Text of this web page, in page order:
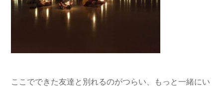
ここでできた友達と別れるのがつらい、もっと一緒にい